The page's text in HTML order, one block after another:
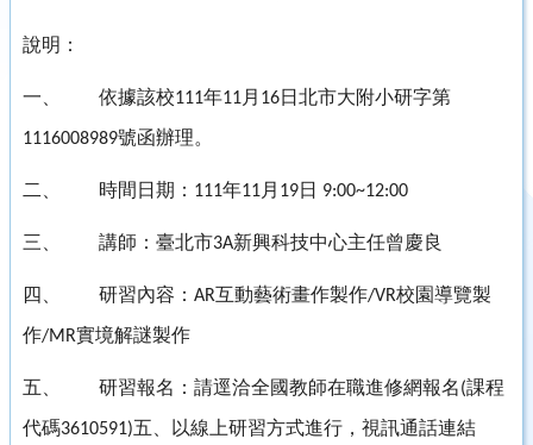
說明：
一、 依據該校111年11月 16日北市大附小研字第
1116008989號函辦理。
二、 時間日期： 111年11月 19日 9:00~12:00
三、 講師：臺北市3A新興科技中心主任曾慶良
四、 研習內容： AR互動藝術畫作製作/VR校園導覽製
作/MR實境解謎製作
五、 研習報名：請逕洽全國教師在職進修網報名(課程
代碼3610591)五、以線上研習方式進行，視訊通話連結